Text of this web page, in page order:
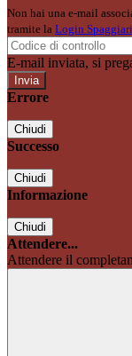
Non hai una e-mail
tramite la Login Spaggiari
E-mail inviata, si
Errore
Chiudi
Successo
Chiudi
Informazione
Chiudi
Attendere...
Attendere il